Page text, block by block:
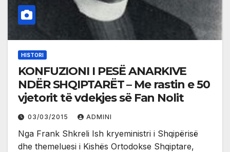
HISTORI
KONFUZIONI I PESË ANARKIVE
NDËR SHQIPTARËT – Me rastin e 50
vjetorit të vdekjes së Fan Nolit
03/03/2015 ADMINI
Nga Frank Shkreli Ish kryeministri i Shqipërisë
dhe themeluesi i Kishës Ortodokse Shqiptare,